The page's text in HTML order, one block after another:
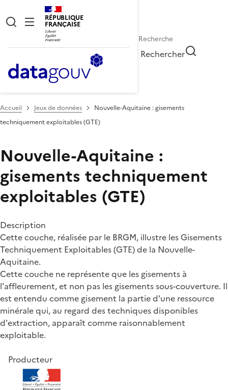
RÉPUBLIQUE
FRANÇAISE
Rechercher
Accueil Jeux de données
Nouvelle-Aquitaine : gisements
techniquement exploitables (GTE)
Nouvelle-Aquitaine :
gisements techniquement
exploitables (GTE)
Description
Cette couche, réalisée par le BRGM, illustre les Gisements
Techniquement Exploitables (GTE) de la Nouvelle-
Aquitaine.
Cette couche ne représente que les gisements à
l'affleurement, et non pas les gisements sous-couverture. Il
est entendu comme gisement la partie d'une ressource
minérale qui, au regard des techniques disponibles
d'extraction, apparaît comme raisonnablement
exploitable.
Producteur